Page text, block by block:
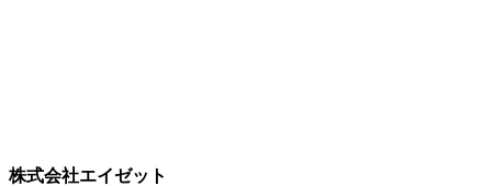
株式会社エイゼット